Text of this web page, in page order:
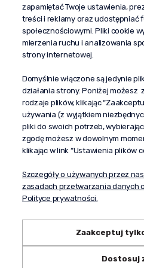
kontakt@propaganda24h.pl
“Propaganda"
al. Komisji Edukacji Narodowej 51/U5
02-797 Warszawa
Pomoc
Dostawa
Moje konto
O firmie
zapamiętać Twoje ustawienia,
treści i reklamy oraz udostępniać
społecznościowymi. Pliki cookie
mierzenia ruchu i analizowania
strony internetowej.
Domyślnie włączone są jedynie
działania strony. Poniżej
rodzaje plików, klikając
używania (z wyjątkiem
pliki do swoich potrzeb,
zgodę możesz w dowolnym
klikając w link “Ustawienia plików
Szczegóły o używanych przez
zasadach przetwarzania danych
Polityce prywatności.
Zaakceptuj
Dostosuj